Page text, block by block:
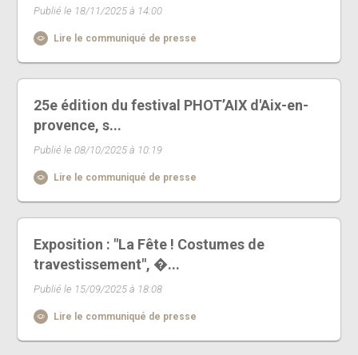
Publié le 18/11/2025 à 14:00
Lire le communiqué de presse
25e édition du festival PHOT’AIX d'Aix-en-
provence, s...
Publié le 08/10/2025 à 10:19
Lire le communiqué de presse
Exposition : "La Fête ! Costumes de
travestissement", �...
Publié le 15/09/2025 à 18:08
Lire le communiqué de presse